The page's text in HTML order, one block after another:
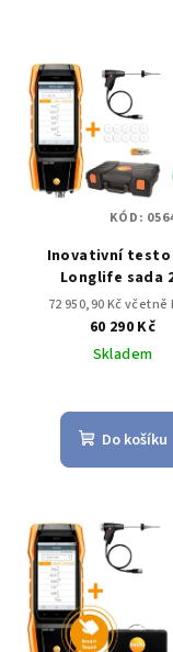
Inovativní testo
Longlife sada
Analyzátor spalin
kompenzací H2 až do
ppm, NO –
72 950,90 Kč včetně
60 290 Kč
Skladem
Do košíku
KÓD: